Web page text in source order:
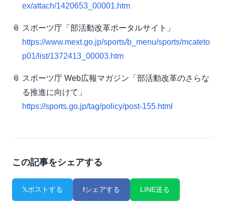
ex/attach/1420653_00001.htm
スポーツ庁「部活動改革ポータルサイト」
https://www.mext.go.jp/sports/b_menu/sports/mcateto
p01/list/1372413_00003.htm
スポーツ庁 Web広報マガジン「部活動改革のさらな
る推進に向けて」
https://sports.go.jp/tag/policy/post-155.html
この記事をシェアする
𝕏ポストする fシェアする LINE送る